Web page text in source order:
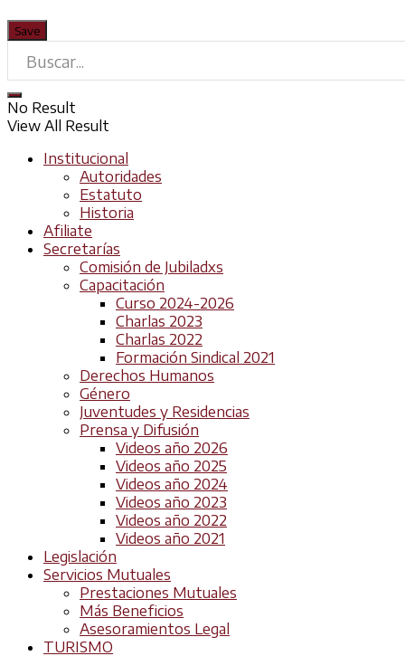
No Result
View All Result
Institucional
Autoridades
Estatuto
Historia
Afiliate
Secretarías
Comisión de Jubiladxs
Capacitación
Curso 2024-2026
Charlas 2023
Charlas 2022
Formación Sindical 2021
Derechos Humanos
Género
Juventudes y Residencias
Prensa y Difusión
Videos año 2026
Videos año 2025
Videos año 2024
Videos año 2023
Videos año 2022
Videos año 2021
Legislación
Servicios Mutuales
Prestaciones Mutuales
Más Beneficios
Asesoramientos Legal
TURISMO